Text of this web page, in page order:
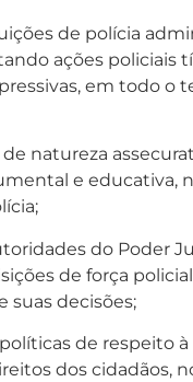
de polícia
ações policiais
em todo o
natureza
e educativa,
do Poder
de força
decisões;
de respeito à
dos cidadãos,